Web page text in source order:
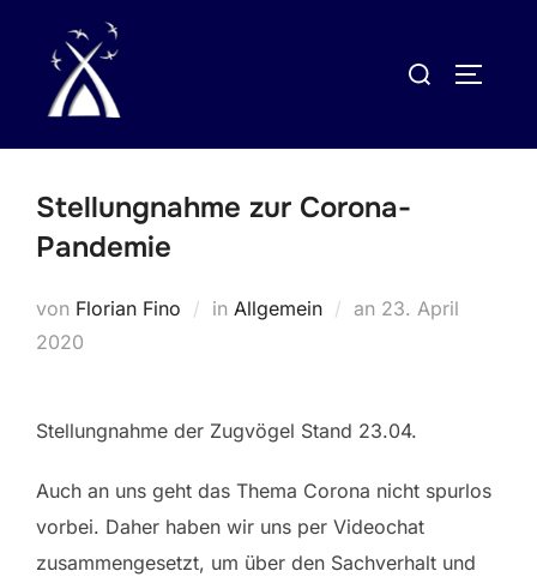
springen
Suchen
Stellungnahme zur Corona-
Pandemie
von Florian Fino in Allgemein an Veröffentlicht
23. April
2020
Stellungnahme der Zugvögel Stand 23.04.
Auch an uns geht das Thema Corona nicht spurlos
vorbei. Daher haben wir uns per Videochat
zusammengesetzt, um über den Sachverhalt und